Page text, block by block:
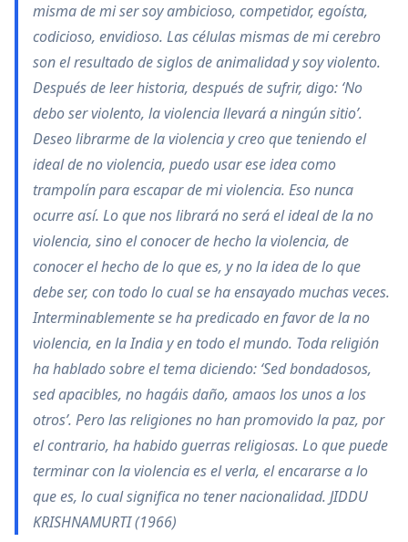
misma de mi ser soy ambicioso, competidor, egoísta,
codicioso, envidioso. Las células mismas de mi cerebro
son el resultado de siglos de animalidad y soy violento.
Después de leer historia, después de sufrir, digo: ‘No
debo ser violento, la violencia llevará a ningún sitio’.
Deseo librarme de la violencia y creo que teniendo el
ideal de no violencia, puedo usar ese idea como
trampolín para escapar de mi violencia. Eso nunca
ocurre así. Lo que nos librará no será el ideal de la no
violencia, sino el conocer de hecho la violencia, de
conocer el hecho de lo que es, y no la idea de lo que
debe ser, con todo lo cual se ha ensayado muchas veces.
Interminablemente se ha predicado en favor de la no
violencia, en la India y en todo el mundo. Toda religión
ha hablado sobre el tema diciendo: ‘Sed bondadosos,
sed apacibles, no hagáis daño, amaos los unos a los
otros’. Pero las religiones no han promovido la paz, por
el contrario, ha habido guerras religiosas. Lo que puede
terminar con la violencia es el verla, el encararse a lo
que es, lo cual significa no tener nacionalidad. JIDDU
KRISHNAMURTI (1966)